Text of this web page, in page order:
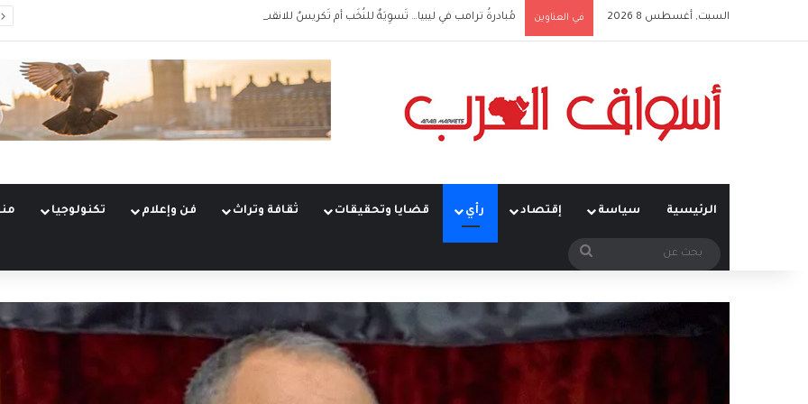
السبت, أغسطس 8 2026 في العناوين مُبادرةُ ترامب في ليبيا… تَسوِيَةٌ للنُخَب أم تَكريسٌ للانقسام؟
الرئيسية سياسة إقتصاد رأي قضايا وتحقيقات ثقافة وتراث فن وإعلام تكنولوجيا
بحث